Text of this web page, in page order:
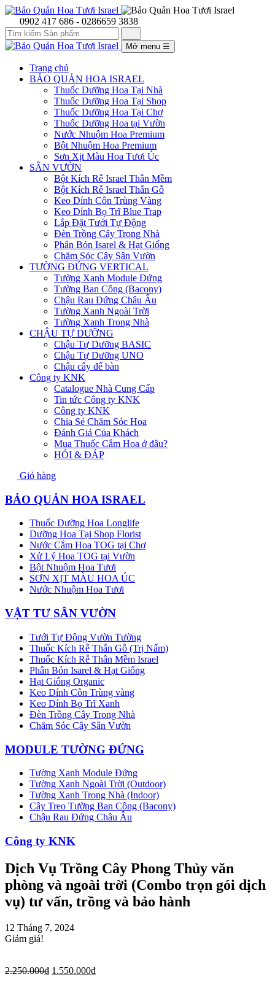
0902 417 686 - 0286659 3838
Mở menu ☰
Trang chủ
BẢO QUẢN HOA ISRAEL
Thuốc Dưỡng Hoa Tại Nhà
Thuốc Dưỡng Hoa Tại Shop
Thuốc Dưỡng Hoa Tại Chợ
Thuốc Dưỡng Hoa tại Vườn
Nước Nhuộm Hoa Premium
Bột Nhuộm Hoa Premium
Sơn Xịt Màu Hoa Tươi Úc
SÂN VƯỜN
Bột Kích Rễ Israel Thân Mềm
Bột Kích Rễ Israel Thẫn Gỗ
Keo Dính Côn Trùng Vàng
Keo Dính Bọ Trĩ Blue Trap
Lắp Đặt Tưới Tự Động
Đèn Trồng Cây Trong Nhà
Phân Bón Isarel & Hạt Giống
Chăm Sóc Cây Sân Vườn
TƯỜNG ĐỨNG VERTICAL
Tường Xanh Module Đứng
Tường Ban Công (Bacony)
Chậu Rau Đứng Châu Âu
Tường Xanh Ngoài Trời
Tường Xanh Trong Nhà
CHẬU TỰ DƯỠNG
Chậu Tự Dưỡng BASIC
Chậu Tự Dưỡng UNO
Chậu cây để bàn
Công ty KNK
Catalogue Nhà Cung Cấp
Tin tức Công ty KNK
Công ty KNK
Chia Sẻ Chăm Sóc Hoa
Đánh Giá Của Khách
Mua Thuốc Cắm Hoa ở đâu?
HỎI & ĐÁP
Giỏ hàng
BẢO QUẢN HOA ISRAEL
Thuốc Dưỡng Hoa Longlife
Dưỡng Hoa Tại Shop Florist
Nước Cắm Hoa TOG tại Chợ
Xử Lý Hoa TOG tại Vườn
Bột Nhuộm Hoa Tươi
SƠN XỊT MÀU HOA ÚC
Nước Nhuộm Hoa Tươi
VẬT TƯ SÂN VƯỜN
Tưới Tự Động Vườn Tường
Thuốc Kích Rễ Thẫn Gỗ (Trị Nấm)
Thuốc Kích Rễ Thân Mềm Israel
Phân Bón Isarel & Hạt Giống
Hạt Giống Organic
Keo Dính Côn Trùng vàng
Keo Dính Bọ Trĩ Xanh
Đèn Trồng Cây Trong Nhà
Chăm Sóc Cây Sân Vườn
MODULE TƯỜNG ĐỨNG
Tường Xanh Module Đứng
Tường Xanh Ngoài Trời (Outdoor)
Tường Xanh Trong Nhà (Indoor)
Cây Treo Tường Ban Công (Bacony)
Chậu Rau Đứng Châu Âu
Công ty KNK
Dịch Vụ Trồng Cây Phong Thủy văn
phòng và ngoài trời (Combo trọn gói dịch
vụ) tư vấn, trồng và bảo hành
12 Tháng 7, 2024
Giảm giá!
2.250.000₫ 1.550.000₫